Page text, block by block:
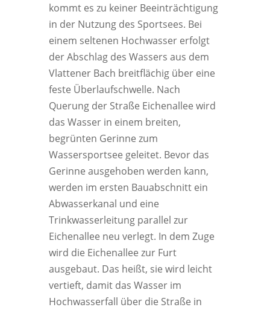
kommt es zu keiner Beeinträchtigung
in der Nutzung des Sportsees. Bei
einem seltenen Hochwasser erfolgt
der Abschlag des Wassers aus dem
Vlattener Bach breitflächig über eine
feste Überlaufschwelle. Nach
Querung der Straße Eichenallee wird
das Wasser in einem breiten,
begrünten Gerinne zum
Wassersportsee geleitet. Bevor das
Gerinne ausgehoben werden kann,
werden im ersten Bauabschnitt ein
Abwasserkanal und eine
Trinkwasserleitung parallel zur
Eichenallee neu verlegt. In dem Zuge
wird die Eichenallee zur Furt
ausgebaut. Das heißt, sie wird leicht
vertieft, damit das Wasser im
Hochwasserfall über die Straße in